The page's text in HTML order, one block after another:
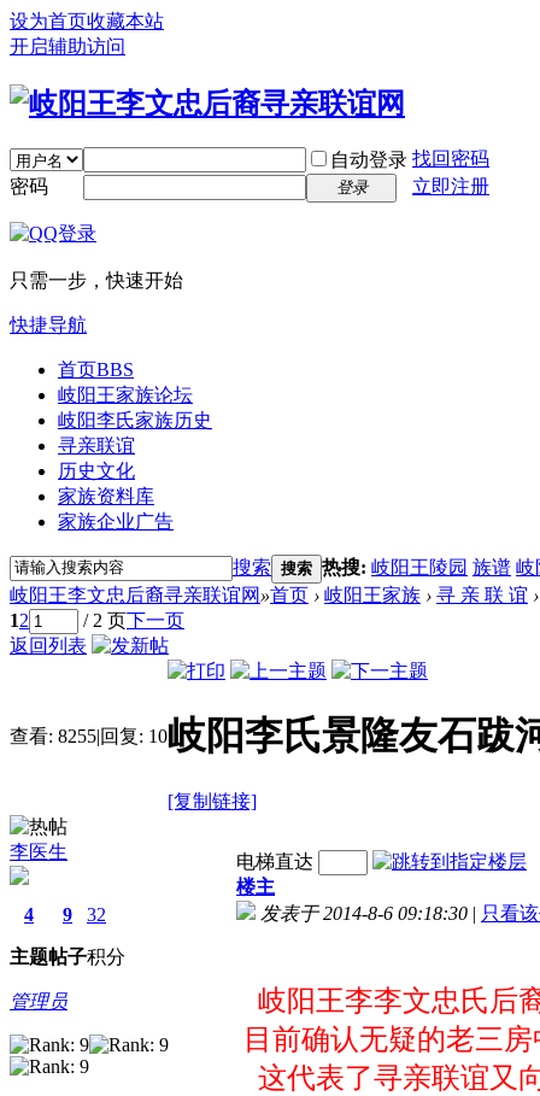
设为首页收藏本站
开启辅助访问
自动登录 找回密码
密码
登录 立即注册
只需一步，快速开始
快捷导航
首页BBS
岐阳王家族论坛
岐阳李氏家族历史
寻亲联谊
历史文化
家族资料库
家族企业广告
搜索 搜索 热搜: 岐阳王陵园 族谱 岐
岐阳王李文忠后裔寻亲联谊网 »首页 › 岐阳王家族 › 寻 亲 联 谊 ›
12 / 2 页下一页
返回列表
查看: 8255|回复: 10岐阳李氏景隆友石跋
[复制链接]
李医生
4
主题
9
帖子
32
积分
管理员
电梯直达
楼主
发表于 2014-8-6 09:18:30 | 只看
岐阳王李李文忠氏后
目前确认无疑的老三
这代表了寻亲联谊又